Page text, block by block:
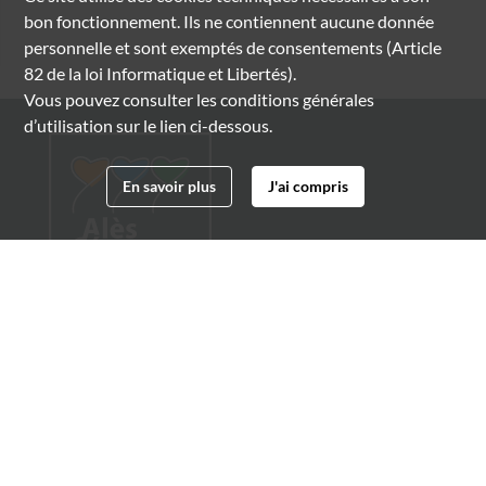
bon fonctionnement. Ils ne contiennent aucune donnée
personnelle et sont exemptés de consentements (Article
82 de la loi Informatique et Libertés).
Vous pouvez consulter les conditions générales
d’utilisation sur le lien ci-dessous.
En savoir plus J'ai compris